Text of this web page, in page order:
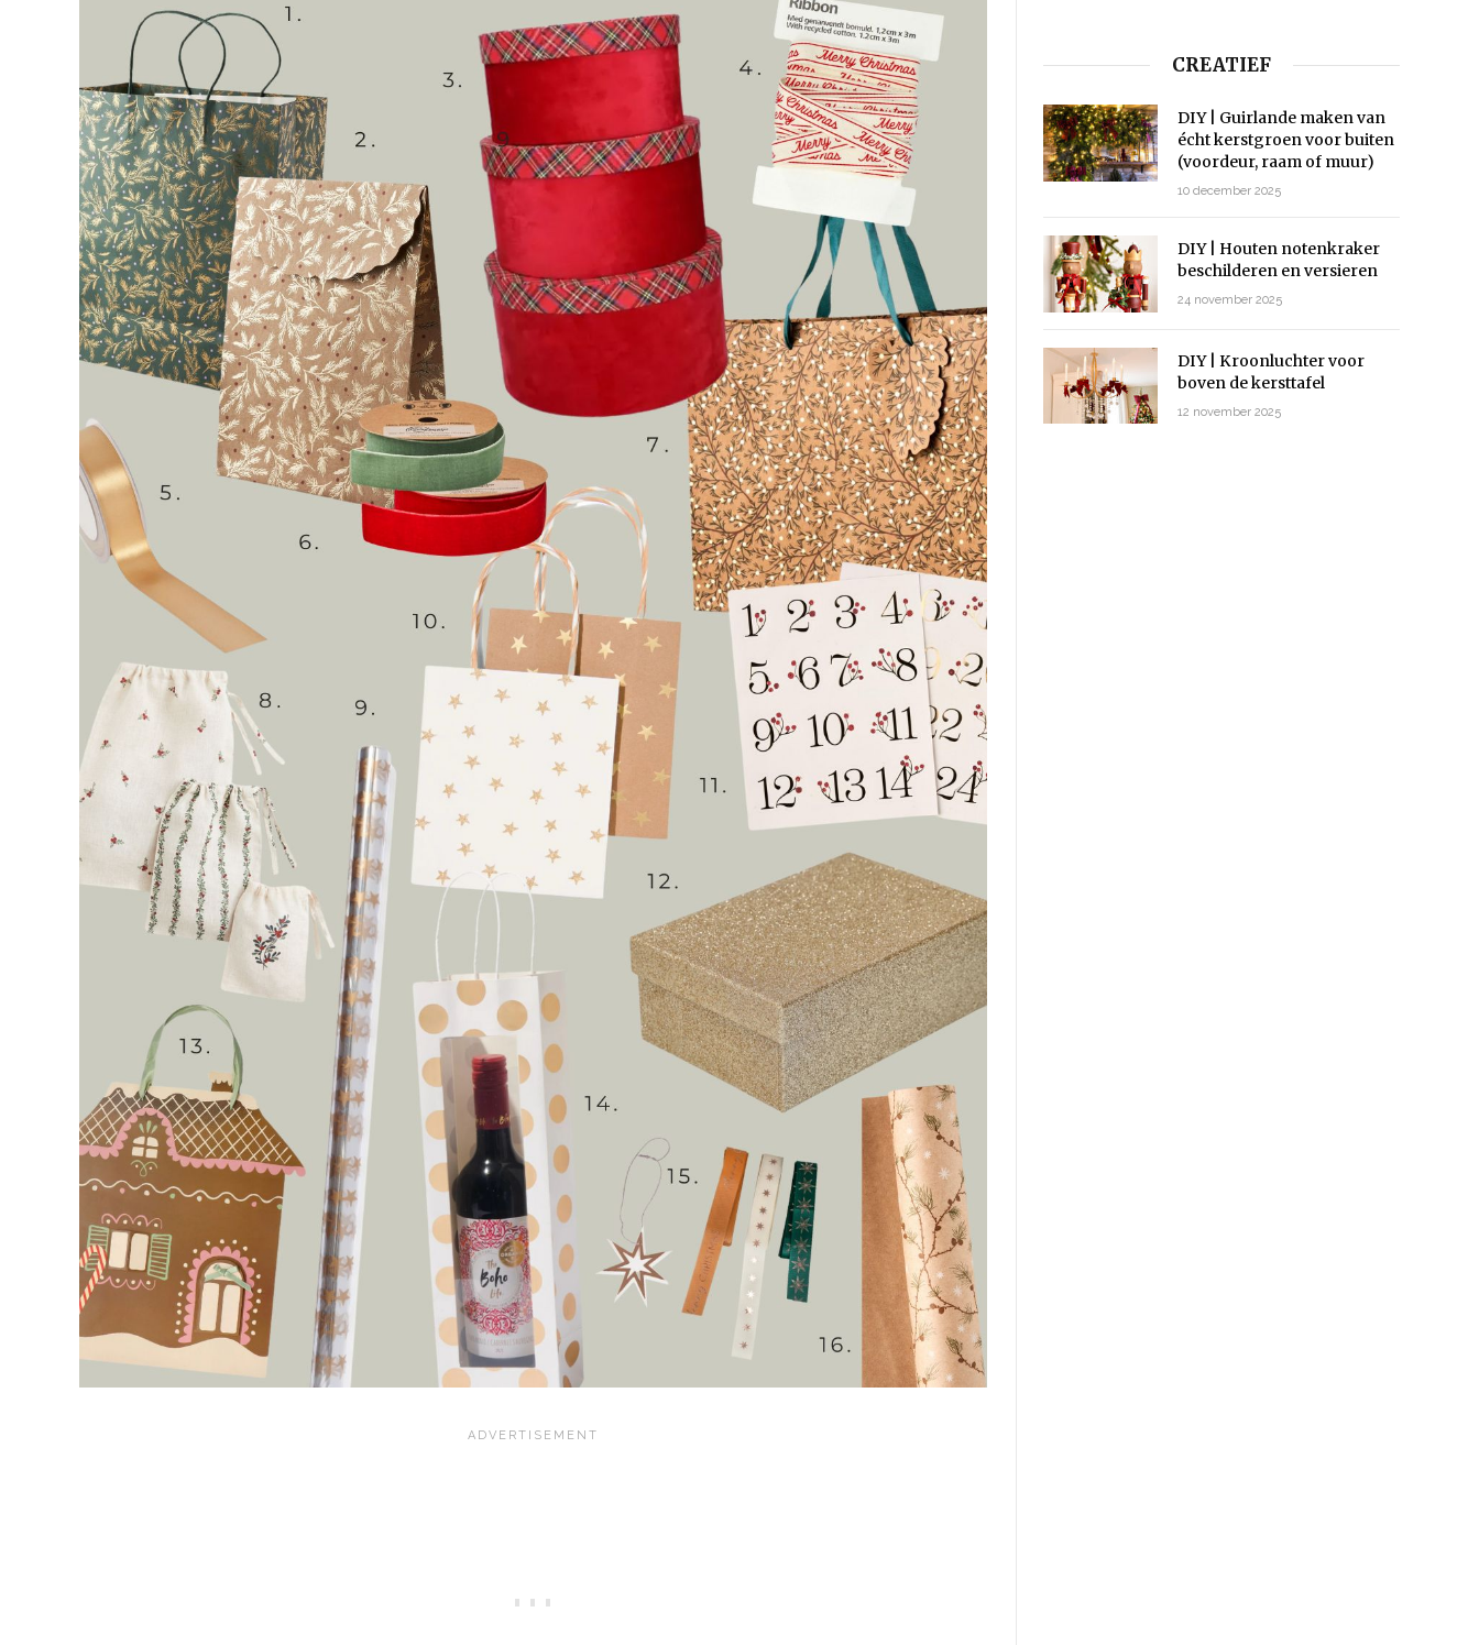
CREATIEF
DIY | Guirlande maken van
écht kerstgroen voor buiten
(voordeur, raam of muur)
10 december 2025
DIY | Houten notenkraker
beschilderen en versieren
24 november 2025
DIY | Kroonluchter voor
boven de kersttafel
12 november 2025